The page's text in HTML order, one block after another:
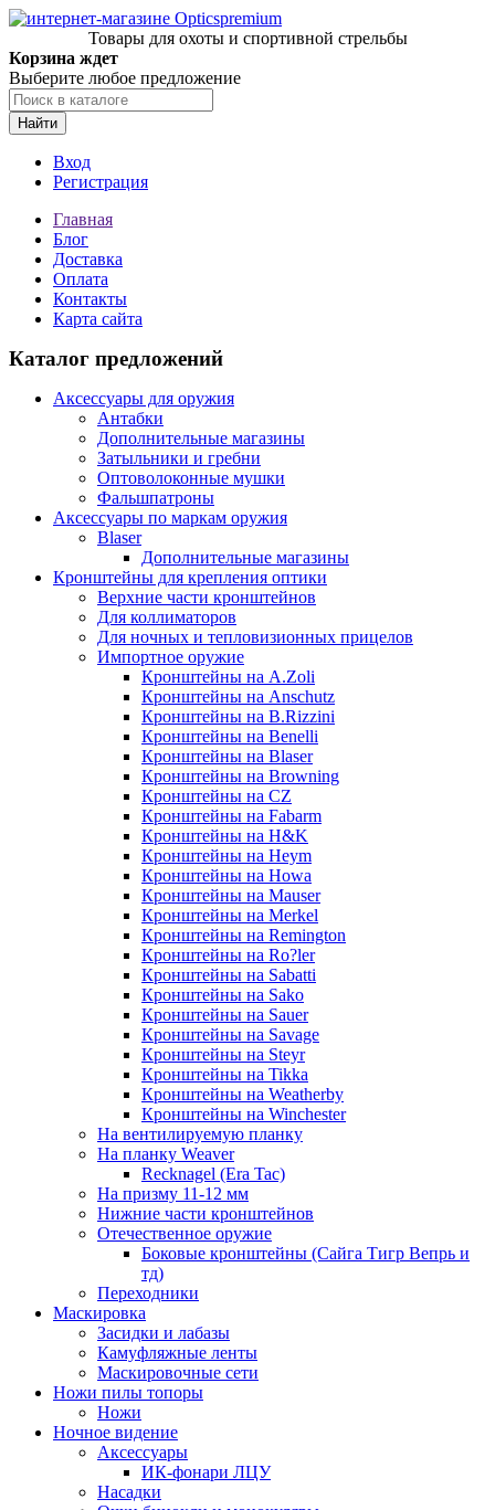
Товары для охоты и спортивной стрельбы
Корзина ждет
Выберите любое предложение
Найти
Вход
Регистрация
Главная
Блог
Доставка
Оплата
Контакты
Карта сайта
Каталог предложений
Аксессуары для оружия
Антабки
Дополнительные магазины
Затыльники и гребни
Оптоволоконные мушки
Фальшпатроны
Аксессуары по маркам оружия
Blaser
Дополнительные магазины
Кронштейны для крепления оптики
Верхние части кронштейнов
Для коллиматоров
Для ночных и тепловизионных прицелов
Импортное оружие
Кронштейны на A.Zoli
Кронштейны на Anschutz
Кронштейны на B.Rizzini
Кронштейны на Benelli
Кронштейны на Blaser
Кронштейны на Browning
Кронштейны на CZ
Кронштейны на Fabarm
Кронштейны на H&K
Кронштейны на Heym
Кронштейны на Howa
Кронштейны на Mauser
Кронштейны на Merkel
Кронштейны на Remington
Кронштейны на Ro?ler
Кронштейны на Sabatti
Кронштейны на Sako
Кронштейны на Sauer
Кронштейны на Savage
Кронштейны на Steyr
Кронштейны на Tikka
Кронштейны на Weatherby
Кронштейны на Winchester
На вентилируемую планку
На планку Weaver
Recknagel (Era Tac)
На призму 11-12 мм
Нижние части кронштейнов
Отечественное оружие
Боковые кронштейны (Сайга Тигр Вепрь и
тд)
Переходники
Маскировка
Засидки и лабазы
Камуфляжные ленты
Маскировочные сети
Ножи пилы топоры
Ножи
Ночное видение
Аксессуары
ИК-фонари ЛЦУ
Насадки